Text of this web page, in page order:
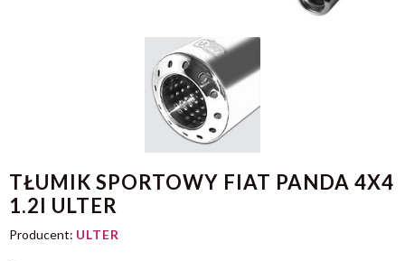
TŁUMIK SPORTOWY FIAT PANDA 4X4
1.2I ULTER
Producent: ULTER